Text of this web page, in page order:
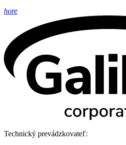
hore
Technický prevádzkovateľ: